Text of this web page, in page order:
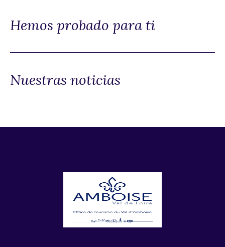
Hemos probado para ti
Nuestras noticias